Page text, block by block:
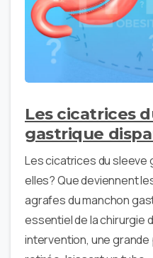
Les cicatrices
gastrique
Les cicatrices du
elles? Que deviennent
agrafes du manchon
essentiel de la chirurgie
intervention, une grande